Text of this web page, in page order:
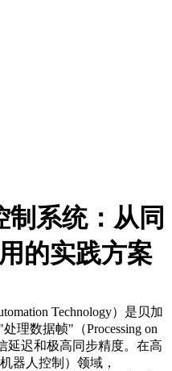
系统：从同
的实践方案
Technology）是贝加
理数据帧"（Processing on
延迟和极高同步精度。在高
器人控制）领域，